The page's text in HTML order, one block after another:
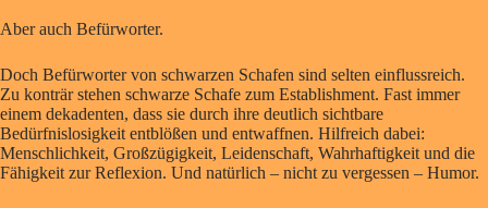
Aber auch Befürworter.
Doch Befürworter von schwarzen Schafen sind selten einflussreich.
Zu konträr stehen schwarze Schafe zum Establishment. Fast immer
einem dekadenten, dass sie durch ihre deutlich sichtbare
Bedürfnislosigkeit entblößen und entwaffnen. Hilfreich dabei:
Menschlichkeit, Großzügigkeit, Leidenschaft, Wahrhaftigkeit und die
Fähigkeit zur Reflexion. Und natürlich – nicht zu vergessen – Humor.